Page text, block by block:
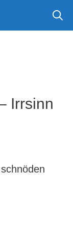
Irrsinn